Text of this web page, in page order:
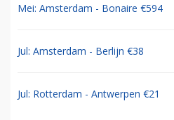
Mei: Amsterdam - Bonaire €594
Jul: Amsterdam - Berlijn €38
Jul: Rotterdam - Antwerpen €21